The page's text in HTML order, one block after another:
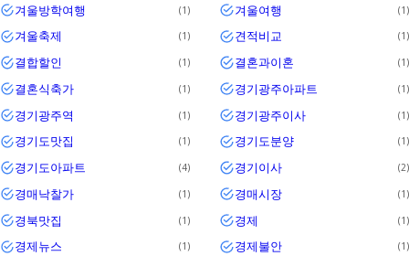
겨울방학여행 1 겨울여행 1
겨울축제 1 견적비교 1
결합할인 1 결혼과이혼 1
결혼식축가 1 경기광주아파트 1
경기광주역 1 경기광주이사 1
경기도맛집 1 경기도분양 1
경기도아파트 4 경기이사 2
경매낙찰가 1 경매시장 1
경북맛집 1 경제 1
경제뉴스 1 경제불안 1